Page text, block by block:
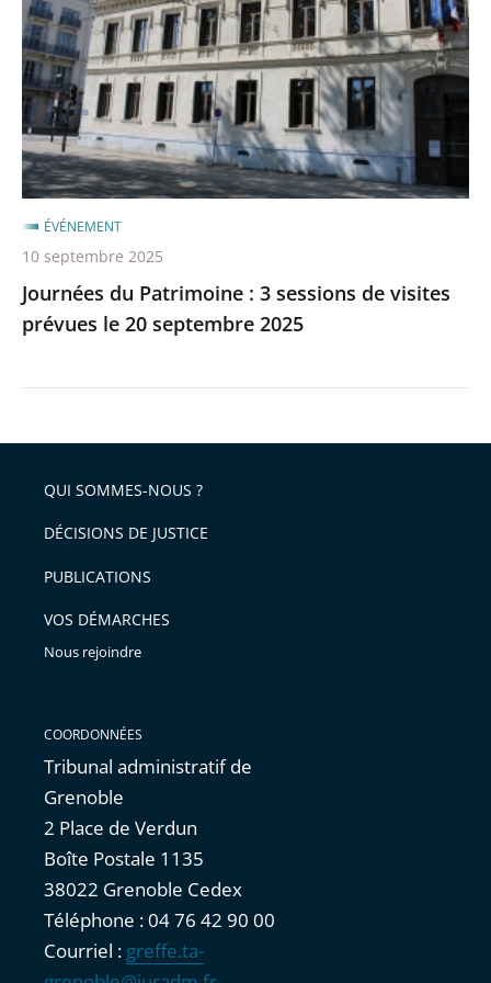
3
sessions
de
visites
prévues
le
septembre
Journées du Patrimoine : 3 sessions de visites
prévues le 20 septembre 2025
ÉVÉNEMENT
10 septembre 2025
QUI SOMMES-NOUS ?
DÉCISIONS DE JUSTICE
PUBLICATIONS
VOS DÉMARCHES
Nous rejoindre
COORDONNÉES
Tribunal administratif de
Grenoble
2 Place de Verdun
Boîte Postale 1135
38022 Grenoble Cedex
Téléphone : 04 76 42 90 00
Courriel : greffe.ta-